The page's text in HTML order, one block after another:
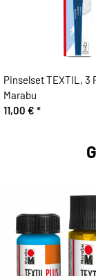
Pinselset TEXTIL, 3
Marabu
11,00 € *